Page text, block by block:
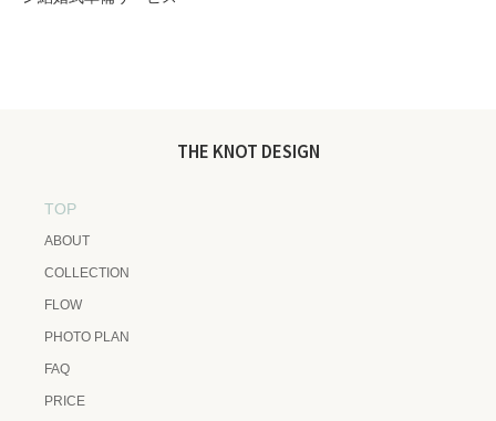
THE KNOT DESIGN
TOP
ABOUT
COLLECTION
FLOW
PHOTO PLAN
FAQ
PRICE